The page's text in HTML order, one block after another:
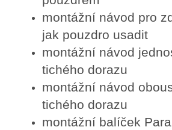
montážní návod pro
jak pouzdro usadit
montážní návod
tichého dorazu
montážní návod
tichého dorazu
montážní balíček